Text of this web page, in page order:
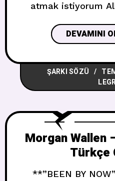
atmak istiyorum
single kiss
öpücüğü yok Your
stars Fransız usulü
kovala Yeah the
DEVAMINI
ŞARKI SÖZÜ
Morgan Wallen
Türkçe
**”BEEN BY